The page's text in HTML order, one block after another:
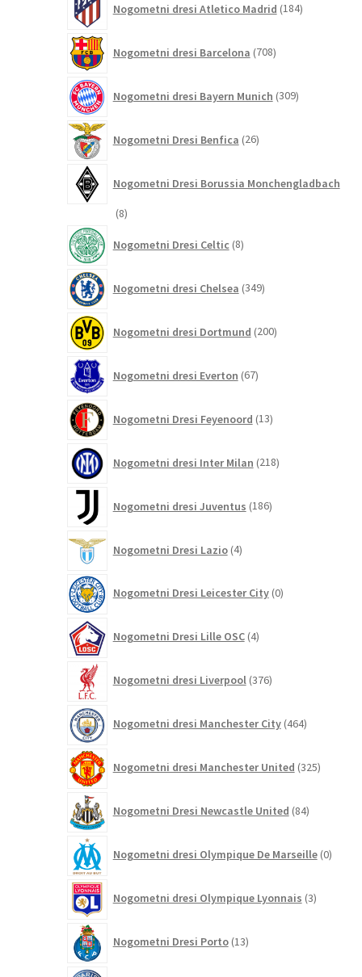
Nogometni dresi Atletico Madrid 184izdelkov
Nogometni dresi Barcelona 708izdelkov
Nogometni dresi Bayern Munich 309izdelkov
Nogometni Dresi Benfica 26izdelkov
Nogometni Dresi Borussia Monchengladbach
88
Nogometni Dresi Celtic 8izdelkov
Nogometni dresi Chelsea 349izdelkov
Nogometni dresi Dortmund 200izdelkov
Nogometni dresi Everton 67izdelkov
Nogometni Dresi Feyenoord 13izdelkov
Nogometni dresi Inter Milan 218izdelkov
Nogometni dresi Juventus 186izdelkov
Nogometni Dresi Lazio 4izdelki
Nogometni Dresi Leicester City 0izdelkov
Nogometni Dresi Lille OSC 4izdelki
Nogometni dresi Liverpool 376izdelkov
Nogometni dresi Manchester City 464izdelkov
Nogometni dresi Manchester United 325izdelkov
Nogometni Dresi Newcastle United 84izdelkov
Nogometni dresi Olympique De Marseille 0
Nogometni dresi Olympique Lyonnais 3izdelki
Nogometni Dresi Porto 13izdelkov